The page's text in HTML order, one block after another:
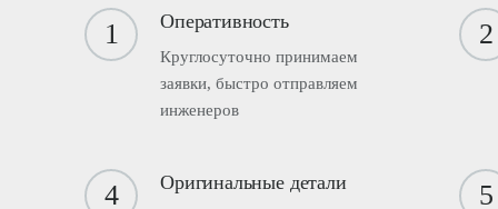
1 Оперативность
Круглосуточно принимаем
заявки, быстро отправляем
инженеров
2
4 Оригинальные детали 5